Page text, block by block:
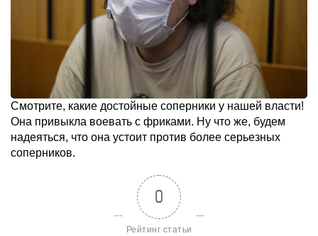
Смотрите, какие достойные соперники у нашей власти!
Она привыкла воевать с фриками. Ну что же, будем
надеяться, что она устоит против более серьезных
соперников.
0
Рейтинг статьи